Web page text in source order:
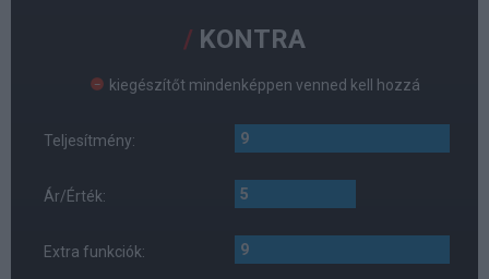
KONTRA
kiegészítőt mindenképpen venned kell hozzá
Teljesítmény: 9
Ár/Érték: 5
Extra funkciók: 9